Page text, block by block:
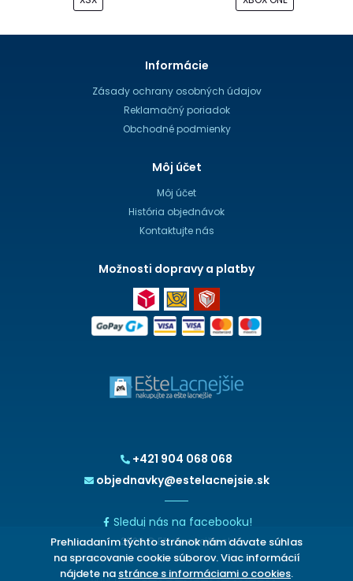
+421 904 068 068
objednavky@estelacnejsie.sk
Sleduj nás na facebooku!
2026 © EšteLacnejšie.sk
Informácie
Zásady ochrany osobných údajov
Reklamačný poriadok
Obchodné podmienky
Môj účet
Môj účet
História objednávok
Kontaktujte nás
Možnosti dopravy a platby
Prehliadaním týchto stránok nám dávate súhlas
na spracovanie cookie súborov. Viac informácií
nájdete na stránce s informáciami o cookies.